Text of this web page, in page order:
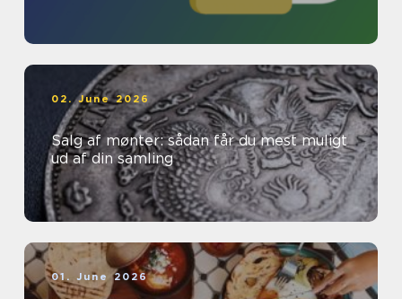
02. June 2026
Salg af mønter: sådan får du mest muligt
ud af din samling
01. June 2026